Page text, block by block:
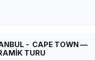
- CAPE TOWN —
TURU